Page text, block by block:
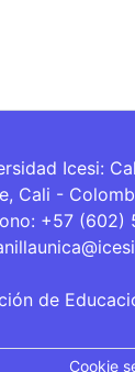
Icesi:
Cali -
+57 (602)
de
Cookie